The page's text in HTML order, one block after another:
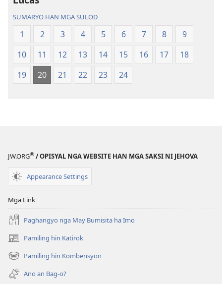
nga
Kalibotan
nga
SUMARYO HAN MGA SULOD
1 2 3 4 5 6 7 8
9
10
11 12 13 14 15 16 17
18
19
20 21 22 23 24
JW.ORG® / OPISYAL NGA WEBSITE HAN MGA SAKSI NI JEHOVA
Appearance Settings
Mga Link
Paghangyo nga May Bumisita ha Imo
Pamiling hin Katirok
(opens
new
window)
Pamiling hin Kombensyon
(opens
new
window)
Ano an Bag-o?